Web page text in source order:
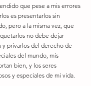
que pese a mis errores
es presentarlos sin
pero a la misma vez, que
no debe dejar
y privarlos del derecho de
del mundo, mis
bien, y los seres
y especiales de mi vida.